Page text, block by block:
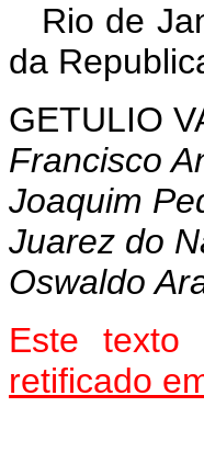
Rio de
da
GETULIO
Francisco
Joaquim
Juarez do
Oswaldo
Este texto
retificado